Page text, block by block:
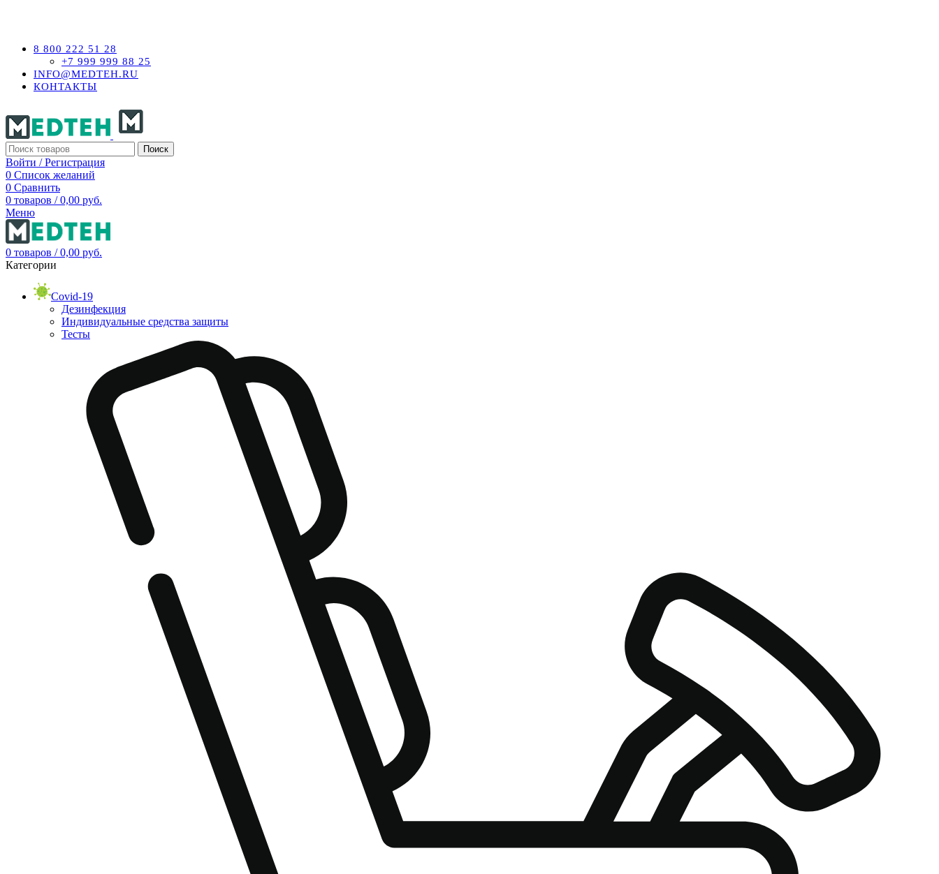
8 800 222 51 28
+7 999 999 88 25
INFO@MEDTEH.RU
КОНТАКТЫ
Поиск
Войти / Регистрация
0 Список желаний
0 Сравнить
0 товаров / 0,00 руб.
Меню
0 товаров / 0,00 руб.
Категории
Covid-19
Дезинфекция
Индивидуальные средства защиты
Тесты